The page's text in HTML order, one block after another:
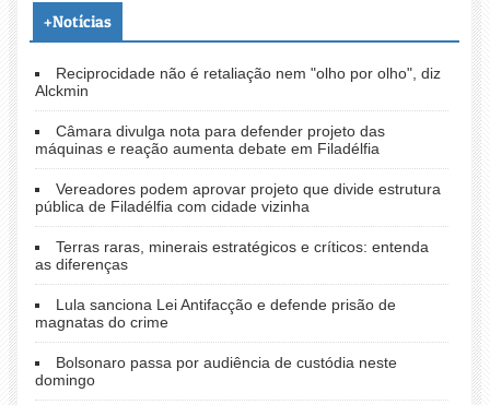
+Notícias
Reciprocidade não é retaliação nem "olho por olho", diz
Alckmin
Câmara divulga nota para defender projeto das
máquinas e reação aumenta debate em Filadélfia
Vereadores podem aprovar projeto que divide estrutura
pública de Filadélfia com cidade vizinha
Terras raras, minerais estratégicos e críticos: entenda
as diferenças
Lula sanciona Lei Antifacção e defende prisão de
magnatas do crime
Bolsonaro passa por audiência de custódia neste
domingo